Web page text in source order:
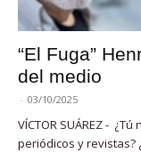
“El Fuga”
del medio
- 03/10/2025
VÍCTOR SUÁREZ -
periódicos y revistas?